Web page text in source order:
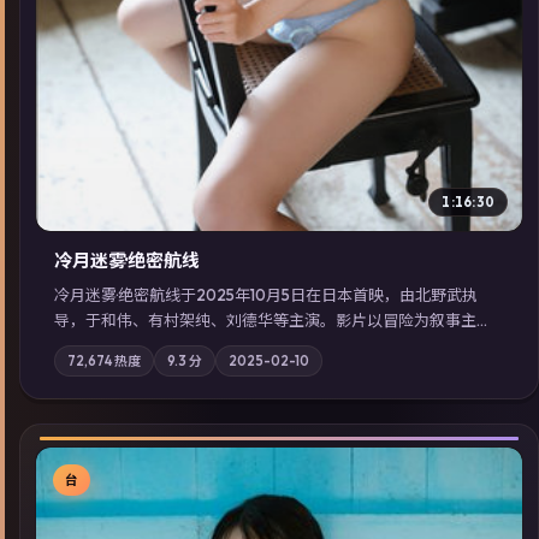
1:16:30
冷月迷雾·绝密航线
冷月迷雾·绝密航线于2025年10月5日在日本首映，由北野武执
导，于和伟、有村架纯、刘德华等主演。影片以冒险为叙事主
轴，记忆碎片重组后，主角发现自己从未活过“真实”的一天；摄
影与配乐强化地域气质；站内亦可通过「国产免费观看高清电视
剧在线看」延展检索同类型高分佳作，畅享高清在线追剧体验。
72,674热度 9.3 分 2025-02-10
台